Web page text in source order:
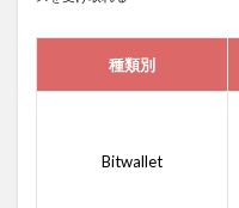
種類別
Bitwallet